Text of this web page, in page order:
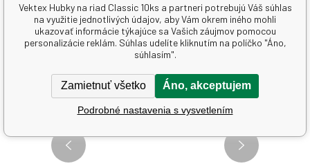
AKCE
Vektex Hubky na riad Classic 10ks a partneri potrebujú Váš súhlas
na využitie jednotlivých údajov, aby Vám okrem iného mohli
ukazovať informácie týkajúce sa Vašich záujmov pomocou
personalizácie reklám. Súhlas udelíte kliknutím na políčko "Áno,
súhlasím".
Zamietnuť všetko Áno, akceptujem
Podrobné nastavenia s vysvetlením